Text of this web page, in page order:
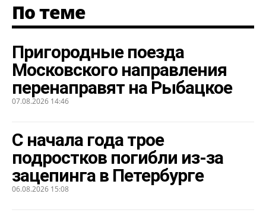
По теме
Пригородные поезда
Московского направления
перенаправят на Рыбацкое
07.08.2026 14:46
С начала года трое
подростков погибли из-за
зацепинга в Петербурге
06.08.2026 15:08